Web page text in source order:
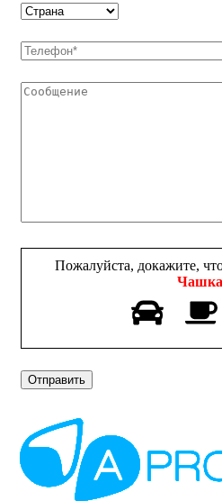
Пожалуйста, докажите,
Чашка